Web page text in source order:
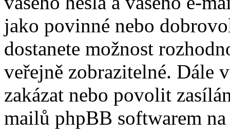
jako povinné nebo
dostanete možnost
veřejně zobrazitelné. Dále
zakázat nebo povolit
mailů phpBB softwarem